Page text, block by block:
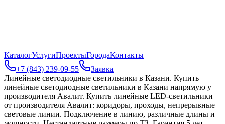
КаталогУслугиПроектыГородаКонтакты
+7 (843) 239-09-55
Заявка
Линейные светодиодные светильники в Казани. Купить
линейные светодиодные светильники в Казани напрямую у
производителя Авалит. Купить линейные LED-светильники
от производителя Авалит: коридоры, проходы, непрерывные
световые линии. Подключение в линию, различные длины и